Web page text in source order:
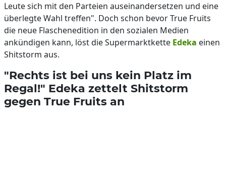
Leute sich mit den Parteien auseinandersetzen und eine
überlegte Wahl treffen". Doch schon bevor True Fruits
die neue Flaschenedition in den sozialen Medien
ankündigen kann, löst die Supermarktkette Edeka einen
Shitstorm aus.
"Rechts ist bei uns kein Platz im
Regal!" Edeka zettelt Shitstorm
gegen True Fruits an